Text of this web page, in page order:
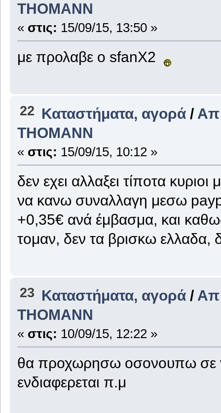
THOMANΝ
« στις: 15/09/15, 13:50 »
με προλαβε ο sfanX2
22 Καταστήματα, αγορά /
THOMANΝ
« στις: 15/09/15, 10:12 »
δεν εχει αλλαξει τίποτα
να κανω συναλλαγη μεσω
+0,35€ ανά έμβασμα, και
τομαν, δεν τα βρισκω
23 Καταστήματα, αγορά /
THOMANΝ
« στις: 10/09/15, 12:22 »
θα προχωρησω οσονουπω σε
ενδιαφερεται π.μ